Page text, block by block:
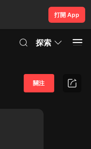
打開 App
探索
關注